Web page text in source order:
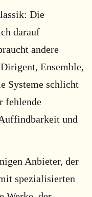
Die
darauf
andere
Ensemble,
Systeme schlicht
fehlende
und
Anbieter, der
spezialisierten